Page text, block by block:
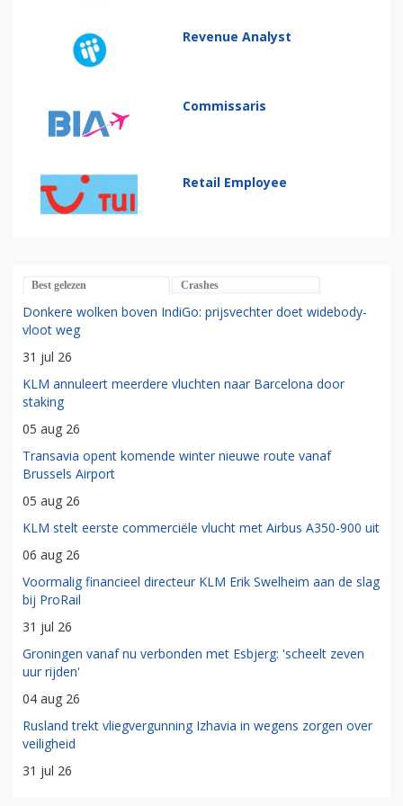
Revenue Analyst
Commissaris
Retail Employee
Best gelezen Crashes
Donkere wolken boven IndiGo: prijsvechter doet widebody-
vloot weg
31 jul 26
KLM annuleert meerdere vluchten naar Barcelona door
staking
05 aug 26
Transavia opent komende winter nieuwe route vanaf
Brussels Airport
05 aug 26
KLM stelt eerste commerciële vlucht met Airbus A350-900 uit
06 aug 26
Voormalig financieel directeur KLM Erik Swelheim aan de slag
bij ProRail
31 jul 26
Groningen vanaf nu verbonden met Esbjerg: 'scheelt zeven
uur rijden'
04 aug 26
Rusland trekt vliegvergunning Izhavia in wegens zorgen over
veiligheid
31 jul 26